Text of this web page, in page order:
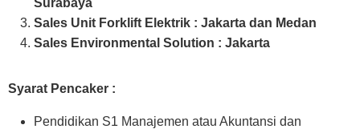
Surabaya
Sales Unit Forklift Elektrik : Jakarta dan Medan
Sales Environmental Solution : Jakarta
Syarat Pencaker :
Pendidikan S1 Manajemen atau Akuntansi dan